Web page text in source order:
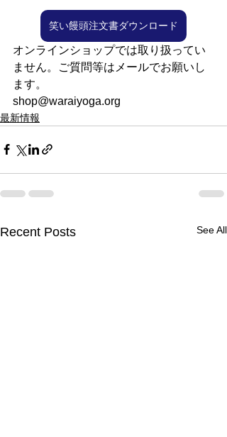
笑い饅頭注文書ダウンロード
オンラインショップでは取り扱ってい
ません。ご質問等はメールでお願いし
ます。
shop@waraiyoga.org
最新情報
Recent Posts See All